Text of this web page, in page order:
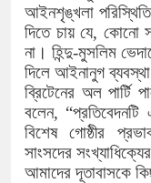
আইনশৃঙ্খলা
দিতে চায় যে, কোনো
না। হিন্দু-মুসলিম
দিলে আইনানুগ
ব্রিটেনের অল পার্টি
বলেন,
বিশেষ গোষ্ঠীর
সাংসদের
আমাদের দূতাবাসকে